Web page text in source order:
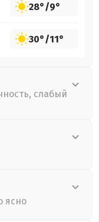
28°/9°
30°/11°
слабый
ясно